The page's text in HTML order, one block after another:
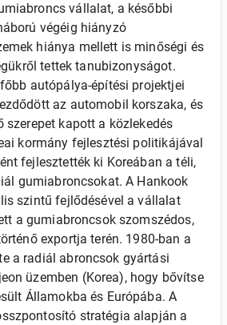
vállalat, a későbbi
végéig hiányzó
hiánya mellett is minőségi és
tettek tanubizonyságot.
autópálya-építési projektjei
az automobil korszaka, és
szerepet kapott a közlekedés
kormány fejlesztési politikájával
fejlesztették ki Koreában a téli,
gumiabroncsokat. A Hankook
szintű fejlődésével a vállalat
a gumiabroncsok szomszédos,
exportja terén. 1980-ban a
a radiál abroncsok gyártási
üzemben (Korea), hogy bővítse
Államokba és Európába. A
stratégia alapján a